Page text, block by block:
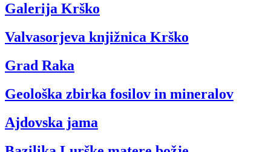
Galerija Krško
Valvasorjeva knjižnica Krško
Grad Raka
Geološka zbirka fosilov in mineralov
Ajdovska jama